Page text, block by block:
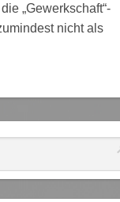
„Gewerkschaft“-
nicht als